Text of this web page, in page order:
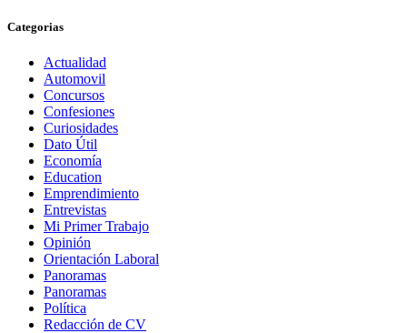
Categorias
Actualidad
Automovil
Concursos
Confesiones
Curiosidades
Dato Útil
Economía
Education
Emprendimiento
Entrevistas
Mi Primer Trabajo
Opinión
Orientación Laboral
Panoramas
Panoramas
Política
Redacción de CV